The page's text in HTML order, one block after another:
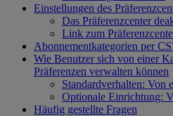
Einstellungen des
Das Präferenzcenter
Link zum
Abonnementkategorien per
Wie Benutzer sich von einer
Präferenzen verwalten können
Standardverhalten: Von
Optionale Einrichtung:
Häufig gestellte Fragen